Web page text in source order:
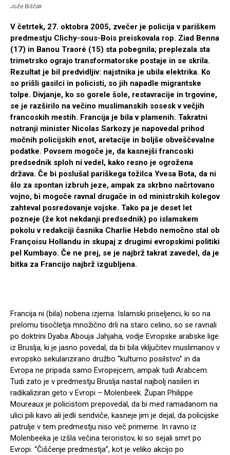
Jože Biščak
V četrtek, 27. oktobra 2005, zvečer je policija v pariškem
predmestju Clichy-sous-Bois preiskovala rop. Ziad Benna
(17) in Banou Traoré (15) sta pobegnila; preplezala sta
trimetrsko ograjo transformatorske postaje in se skrila.
Rezultat je bil predvidljiv: najstnika je ubila elektrika. Ko
so prišli gasilci in policisti, so jih napadle migrantske
tolpe. Divjanje, ko so gorele šole, restavracije in trgovine,
se je razširilo na večino muslimanskih sosesk v večjih
francoskih mestih. Francija je bila v plamenih. Takratni
notranji minister Nicolas Sarkozy je napovedal prihod
močnih policijskih enot, aretacije in boljše obveščevalne
podatke. Povsem mogoče je, da kasnejši francoski
predsednik sploh ni vedel, kako resno je ogrožena
država. Če bi poslušal pariškega tožilca Yvesa Bota, da ni
šlo za spontan izbruh jeze, ampak za skrbno načrtovano
vojno, bi mogoče ravnal drugače in od ministrskih kolegov
zahteval posredovanje vojske. Tako pa je deset let
pozneje (že kot nekdanji predsednik) po islamskem
pokolu v redakciji časnika Charlie Hebdo nemočno stal ob
Françoisu Hollandu in skupaj z drugimi evropskimi politiki
pel Kumbayo. Če ne prej, se je najbrž takrat zavedel, da je
bitka za Francijo najbrž izgubljena.
Francija ni (bila) nobena izjema. Islamski priseljenci, ki so na
prelomu tisočletja množično drli na staro celino, so se ravnali
po doktrini Dyaba Abouja Jahjaha, vodje Evropske arabske lige
iz Bruslja, ki je jasno povedal, da bi bila vključitev muslimanov v
evropsko sekularizirano družbo “kulturno posilstvo” in da
Evropa ne pripada samo Evropejcem, ampak tudi Arabcem.
Tudi zato je v predmestju Bruslja nastal najbolj nasilen in
radikaliziran geto v Evropi – Molenbeek. Župan Philippe
Moureaux je policistom prepovedal, da bi med ramadanom na
ulici pili kavo ali jedli sendviče, kasneje jim je dejal, da policijske
patrulje v tem predmestju niso več primerne. In ravno iz
Molenbeeka je izšla večina teroristov, ki so sejali smrt po
Evropi. “Čiščenje predmestja”, kot je veliko akcijo po